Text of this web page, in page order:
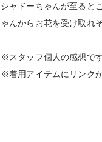
シャドーちゃんが至ると
ゃんからお花を受け取れ
※スタッフ個人の感想で
※着用アイテムにリンク